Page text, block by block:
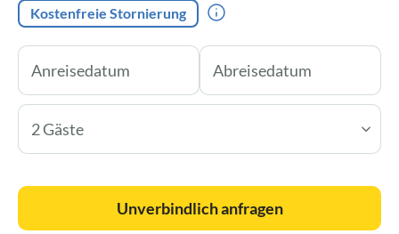
Kostenfreie Stornierung
2 Gäste
Unverbindlich anfragen